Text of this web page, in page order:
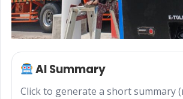
AI Summary
Click to generate a short summary